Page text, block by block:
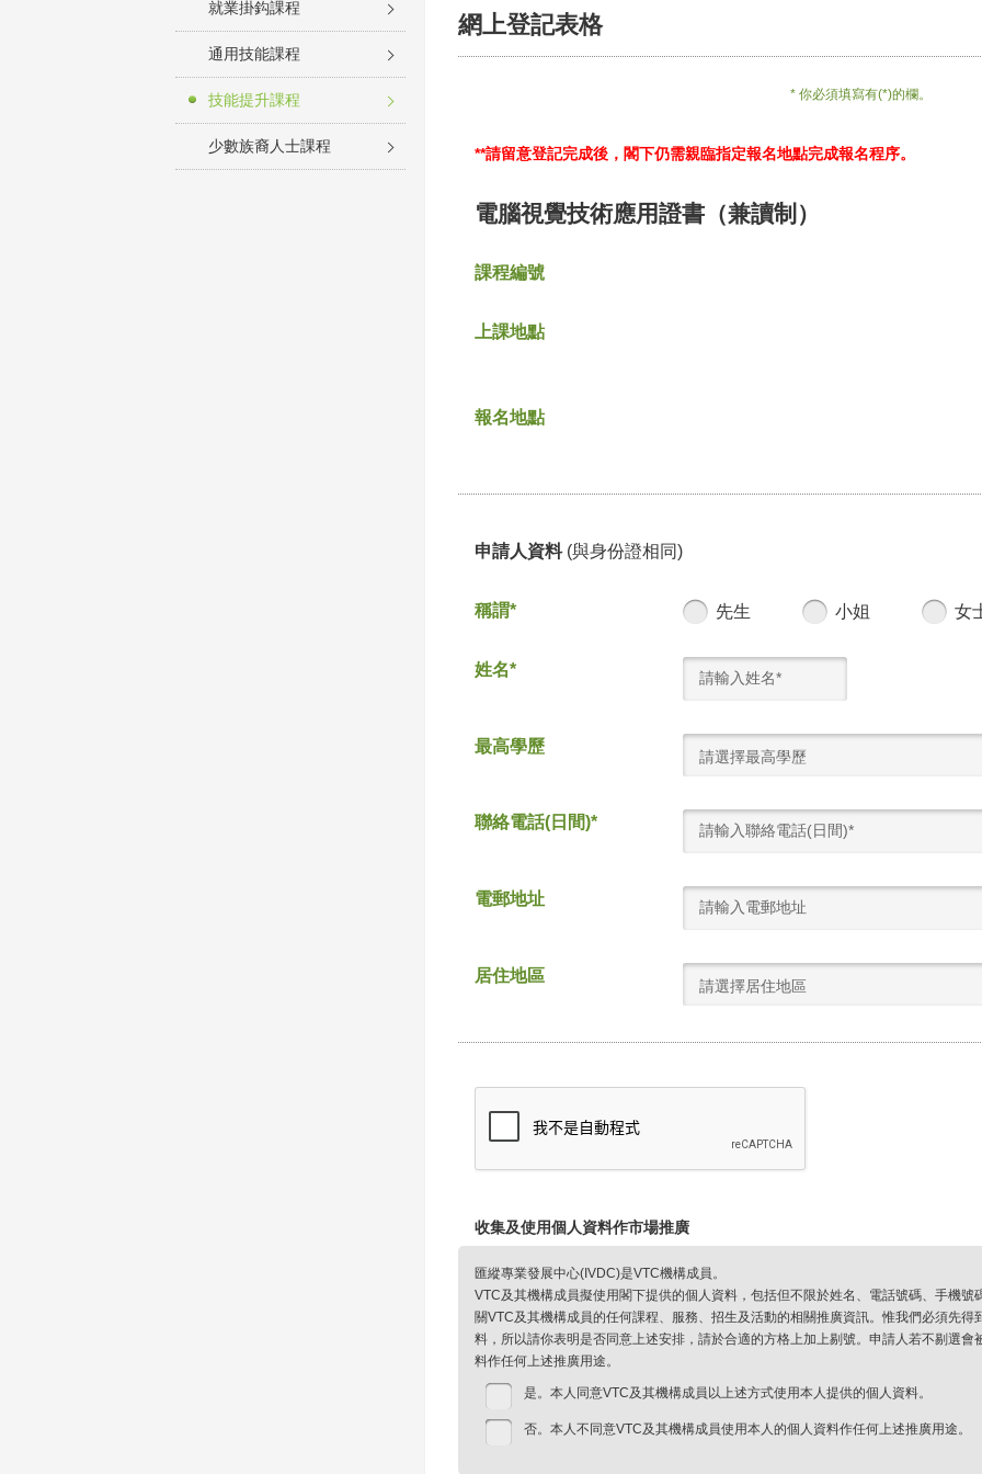
就業掛鈎課程
通用技能課程
技能提升課程
少數族裔人士課程
網上登記表格
* 你必須填寫有(*)的欄。
**請留意登記完成後，閣下仍需親臨指定報名地點完成報名程序。
電腦視覺技術應用證書（兼讀制）
課程編號
上課地點
報名地點
申請人資料 (與身份證相同)
稱謂* 先生 小姐 女
姓名*
最高學歷
請選擇最高學歷
聯絡電話(日間)*
電郵地址
居住地區
請選擇居住地區
收集及使用個人資料作市場推廣
匯縱專業發展中心(IVDC)是VTC機構成員。
VTC及其機構成員擬使用閣下提供的個人資料，包括但不限於姓名、電話號碼、手機
關VTC及其機構成員的任何課程、服務、招生及活動的相關推廣資訊。惟我們必須先
料，所以請你表明是否同意上述安排，請於合適的方格上加上剔號。申請人若不剔選
料作任何上述推廣用途。
是。本人同意VTC及其機構成員以上述方式使用本人提供的個人資料。
否。本人不同意VTC及其機構成員使用本人的個人資料作任何上述推廣用途。